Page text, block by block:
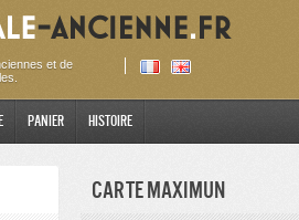
et de
Panier Histoire
Carte maximun